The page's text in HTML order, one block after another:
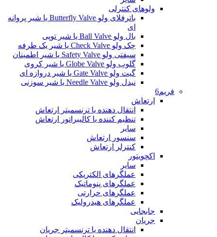
ولوهای کنترلی
باترفلای ولو Butterfly Valve یا شیر پروانه
ای
بال ولو Ball Valve یا شیر توپی
چک ولو Check Valve یا شیر یک طرفه
سیفتی ولو Safety Valve یا شیر اطمینان
گلوب ولو Globe Valve یا شیر کروی
گیت ولو Gate Valve یا شیر دروازه ای
نیدل ولو Needle Valve یا شیر سوزنی
فریم6
ارتعاش
انتقال دهنده یا ترنسمیتر ارتعاش
تنظیم کننده یا کالیبراتور ارتعاش
سایر
سنسور ارتعاش
کنترلر ارتعاش
اکچویتور
سایر
عملگرهای الکتریکی
عملگرهای پنوماتیک
عملگرهای حرارتی
عملگرهای هیدرولیک
جابجایی
جریان
انتقال دهنده یا ترنسمیتر جریان